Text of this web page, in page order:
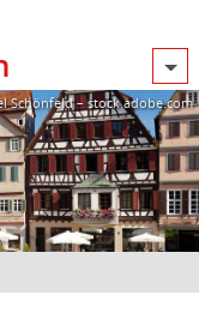
Schönfeld – stock.adobe.com